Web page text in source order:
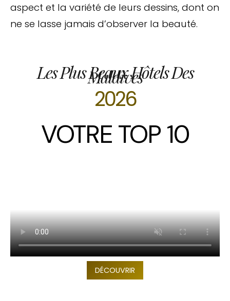
aspect et la variété de leurs dessins, dont on
ne se lasse jamais d’observer la beauté.
Les Plus Beaux Hôtels Des
Maldives
2026
VOTRE TOP 10
DÉCOUVRIR